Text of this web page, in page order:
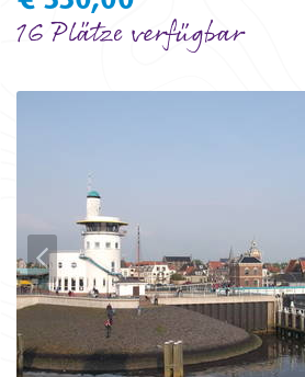
16 Plätze verfügbar